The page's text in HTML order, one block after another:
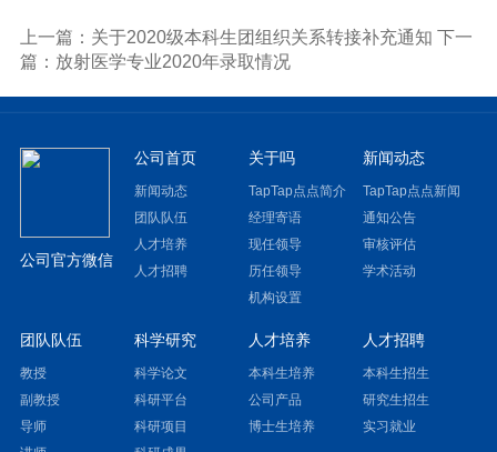
上一篇：关于2020级本科生团组织关系转接补充通知 下一
篇：放射医学专业2020年录取情况
公司官方微信
公司首页
新闻动态
团队队伍
人才培养
人才招聘
关于吗
TapTap点点简介
经理寄语
现任领导
历任领导
机构设置
新闻动态
TapTap点点新闻
通知公告
审核评估
学术活动
团队队伍
教授
副教授
导师
科学研究
科学论文
科研平台
科研项目
人才培养
本科生培养
公司产品
博士生培养
人才招聘
本科生招生
研究生招生
实习就业